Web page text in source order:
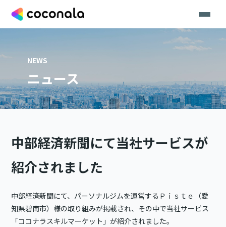
NEWS
ニュース
中部経済新聞にて当社サービスが
紹介されました
中部経済新聞にて、パーソナルジムを運営するＰｉｓｔｅ（愛
知県碧南市）様の取り組みが掲載され、その中で当社サービス
「ココナラスキルマーケット」が紹介されました。